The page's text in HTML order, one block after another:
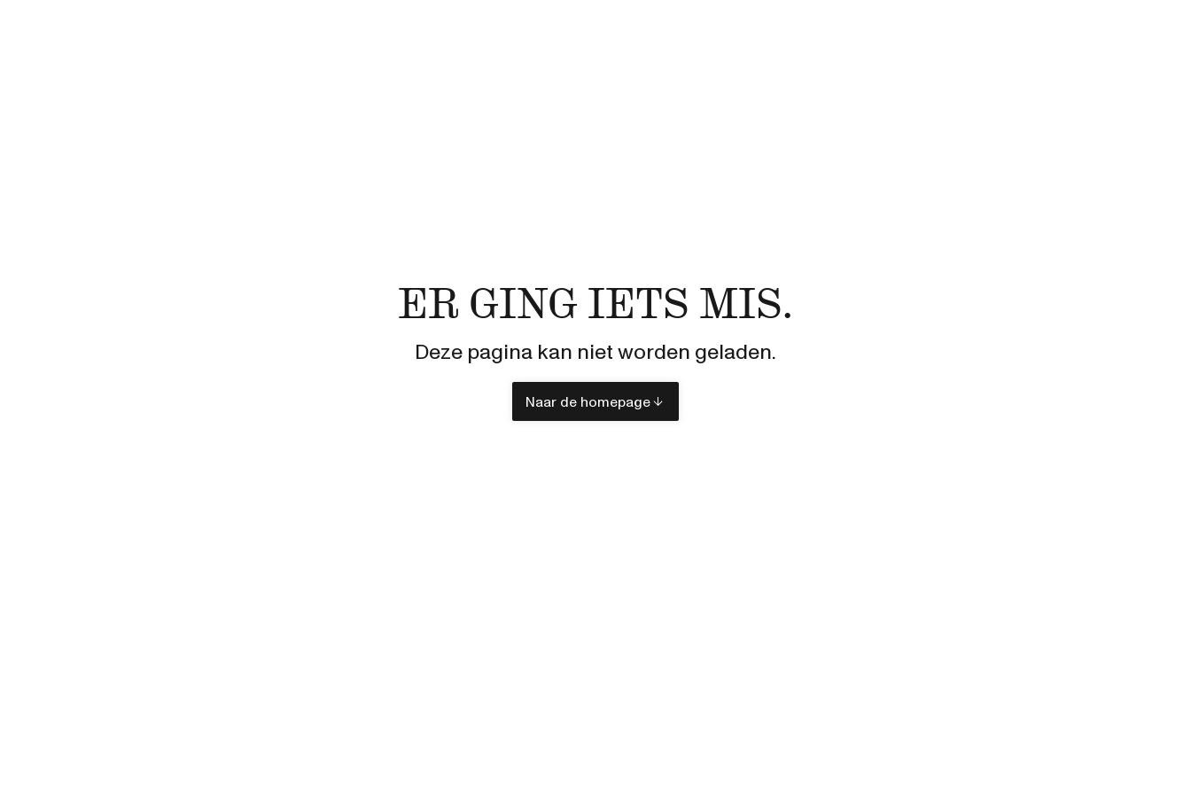
ER GING IETS MIS.
Deze pagina kan niet worden geladen.
Naar de homepage